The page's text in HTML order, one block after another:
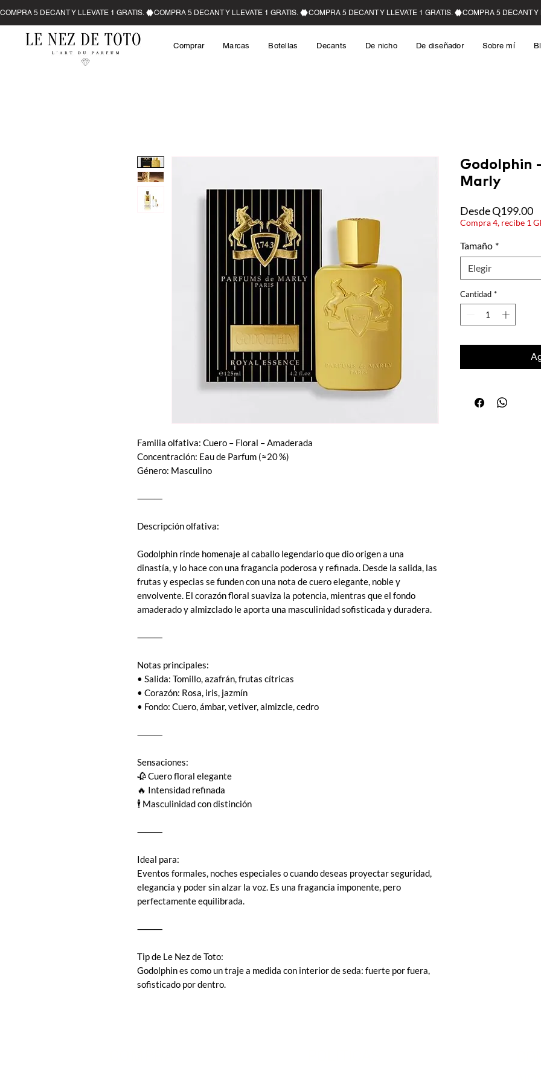
Comprar Marcas Botellas Decants De nicho De diseñador Sobre mí
Familia olfativa: Cuero – Floral – Amaderada
Concentración: Eau de Parfum (≈20 %)
Género: Masculino
⸻
Descripción olfativa:
Godolphin rinde homenaje al caballo legendario que dio origen a una
dinastía, y lo hace con una fragancia poderosa y refinada. Desde la salida, las
frutas y especias se funden con una nota de cuero elegante, noble y
envolvente. El corazón floral suaviza la potencia, mientras que el fondo
amaderado y almizclado le aporta una masculinidad sofisticada y duradera.
⸻
Notas principales:
• Salida: Tomillo, azafrán, frutas cítricas
• Corazón: Rosa, iris, jazmín
• Fondo: Cuero, ámbar, vetiver, almizcle, cedro
⸻
Sensaciones:
🥀 Cuero floral elegante
🔥 Intensidad refinada
🕴️ Masculinidad con distinción
⸻
Ideal para:
Eventos formales, noches especiales o cuando deseas proyectar seguridad,
elegancia y poder sin alzar la voz. Es una fragancia imponente, pero
perfectamente equilibrada.
⸻
Tip de Le Nez de Toto:
Godolphin es como un traje a medida con interior de seda: fuerte por fuera,
sofisticado por dentro.
Godolphin
Marly
DesdeQ199.00
Compra 4, recibe 1
Tamaño *
Elegir
Cantidad *